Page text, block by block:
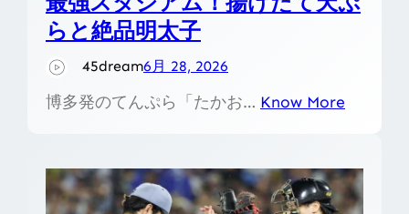
らと絶品明太子
45dream6月 28, 2026
博多発のてんぷら「たかお… Know More